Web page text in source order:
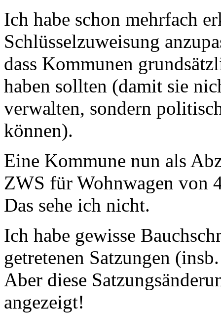
Ich habe schon mehrfach
Schlüsselzuweisung
dass Kommunen
haben sollten (damit sie
verwalten, sondern
können).
Eine Kommune nun als
ZWS für Wohnwagen von
Das sehe ich nicht.
Ich habe gewisse
getretenen Satzungen
Aber diese
angezeigt!